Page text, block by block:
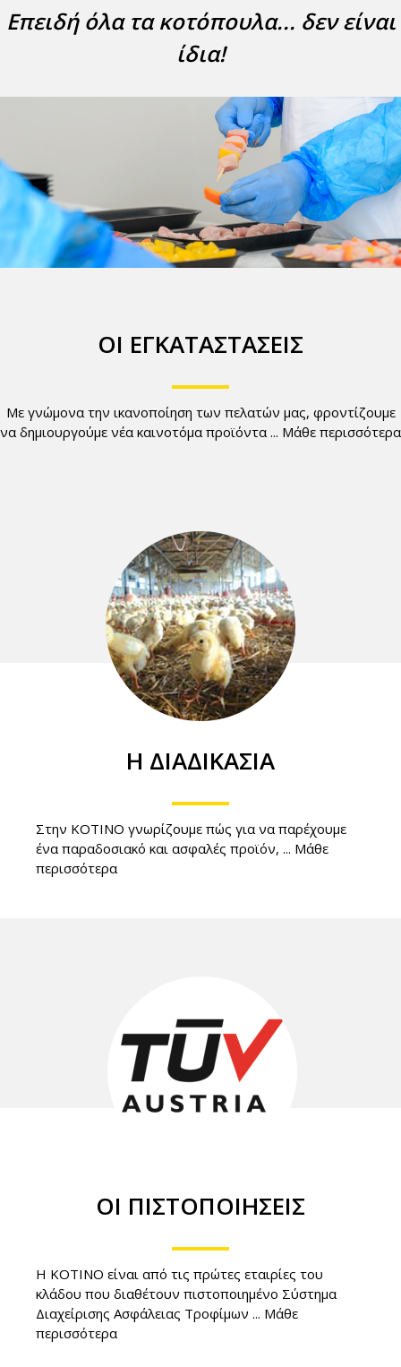
Επειδή όλα τα κοτόπουλα... δεν είναι
ίδια!
ΟΙ ΕΓΚΑΤΑΣΤΑΣΕΙΣ
Με γνώμονα την ικανοποίηση των πελατών μας, φροντίζουμε
να δημιουργούμε νέα καινοτόμα προϊόντα ... Μάθε περισσότερα
H ΔΙΑΔΙΚΑΣΙΑ
Στην ΚΟΤΙΝΟ γνωρίζουμε πώς για να παρέχουμε
ένα παραδοσιακό και ασφαλές προϊόν, ... Μάθε
περισσότερα
ΟΙ ΠΙΣΤΟΠΟΙΗΣΕΙΣ
H KOTINO είναι από τις πρώτες εταιρίες του
κλάδου που διαθέτουν πιστοποιημένο Σύστημα
Διαχείρισης Ασφάλειας Τροφίμων ... Μάθε
περισσότερα